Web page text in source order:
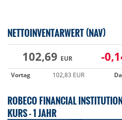
NETTOINVENTARWERT (NAV)
102,69 EUR -
Vortag
102,83 EUR
ROBECO FINANCIAL
KURS - 1 JAHR